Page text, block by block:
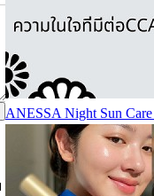
ANESSA Night Sun